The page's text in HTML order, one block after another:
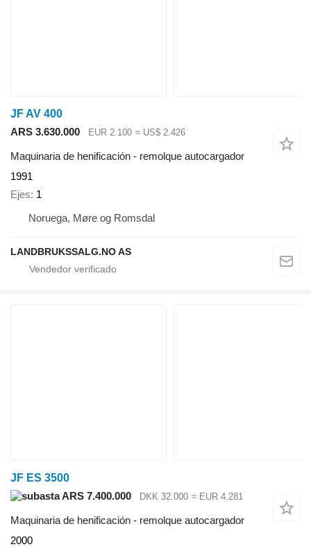
JF AV 400
ARS 3.630.000
EUR 2.100 ≈ US$ 2.426
Maquinaria de henificación - remolque autocargador
1991
Ejes 1
Noruega, Møre og Romsdal
LANDBRUKSSALG.NO AS
JF ES 3500
ARS 7.400.000
DKK 32.000 ≈ EUR 4.281
Maquinaria de henificación - remolque autocargador
2000